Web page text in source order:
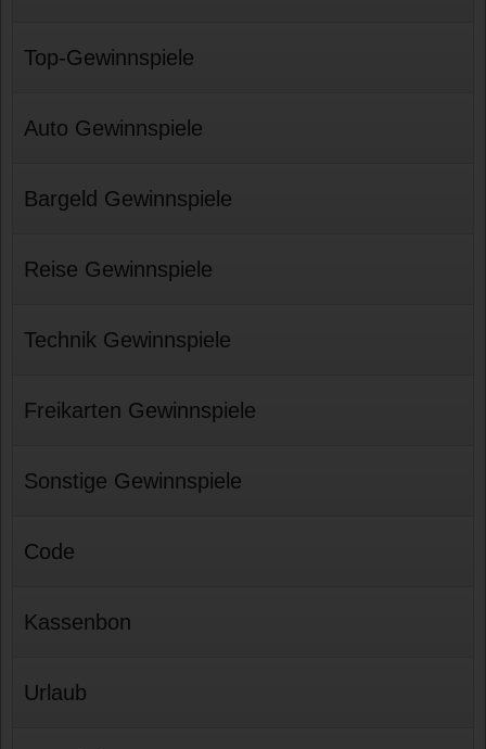
Top-Gewinnspiele
Auto Gewinnspiele
Bargeld Gewinnspiele
Reise Gewinnspiele
Technik Gewinnspiele
Freikarten Gewinnspiele
Sonstige Gewinnspiele
Code
Kassenbon
Urlaub